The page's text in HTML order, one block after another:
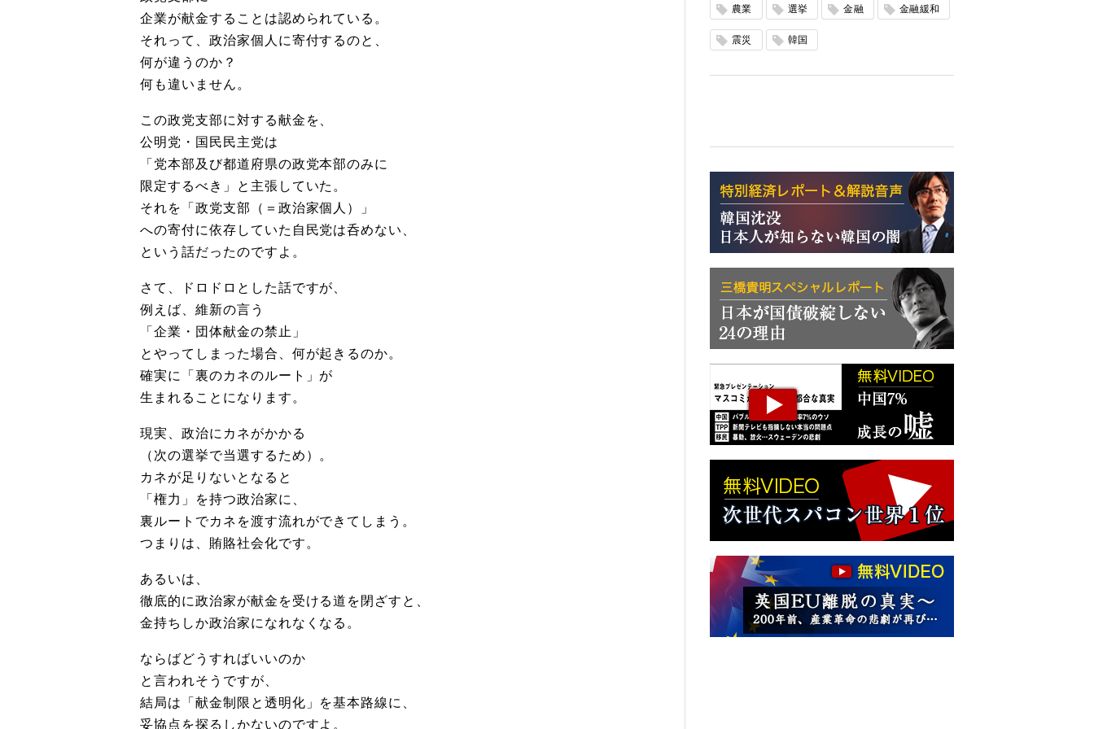
企業が献金することは認められている。
それって、政治家個人に寄付するのと、
何が違うのか？
何も違いません。
この政党支部に対する献金を、
公明党・国民民主党は
「党本部及び都道府県の政党本部のみに
限定するべき」と主張していた。
それを「政党支部（＝政治家個人）」
への寄付に依存していた自民党は呑めない、
という話だったのですよ。
さて、ドロドロとした話ですが、
例えば、維新の言う
「企業・団体献金の禁止」
とやってしまった場合、何が起きるのか。
確実に「裏のカネのルート」が
生まれることになります。
現実、政治にカネがかかる
（次の選挙で当選するため）。
カネが足りないとなると
「権力」を持つ政治家に、
裏ルートでカネを渡す流れができてしまう。
つまりは、賄賂社会化です。
あるいは、
徹底的に政治家が献金を受ける道を閉ざすと、
金持ちしか政治家になれなくなる。
ならばどうすればいいのか
と言われそうですが、
結局は「献金制限と透明化」を基本路線に、
妥協点を探るしかないのですよ。
農業 選挙 金融 金融緩和
震災 韓国